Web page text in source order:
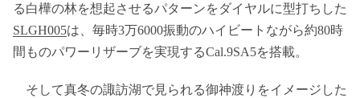
る白樺の林を想起させるパターンをダイヤルに型打ちした
SLGH005は、毎時3万6000振動のハイビートながら約80時
間ものパワーリザーブを実現するCal.9SA5を搭載。
そして真冬の諏訪湖で見られる御神渡りをイメージした